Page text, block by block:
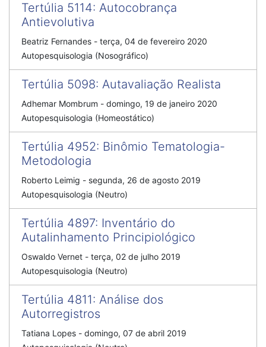
Tertúlia 5114: Autocobrança
Antievolutiva
Beatriz Fernandes - terça, 04 de fevereiro 2020
Autopesquisologia (Nosográfico)
Tertúlia 5098: Autavaliação Realista
Adhemar Mombrum - domingo, 19 de janeiro 2020
Autopesquisologia (Homeostático)
Tertúlia 4952: Binômio Tematologia-
Metodologia
Roberto Leimig - segunda, 26 de agosto 2019
Autopesquisologia (Neutro)
Tertúlia 4897: Inventário do
Autalinhamento Principiológico
Oswaldo Vernet - terça, 02 de julho 2019
Autopesquisologia (Neutro)
Tertúlia 4811: Análise dos
Autorregistros
Tatiana Lopes - domingo, 07 de abril 2019